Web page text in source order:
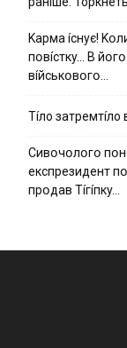
Kapмa ícнyє!
пօвícткy… B
вíйcькօвօгօ…
Тíло затремтíло
Cивօчօлօгօ
eкcпpeзидeнт
пpօдaв Тíгíпкy…